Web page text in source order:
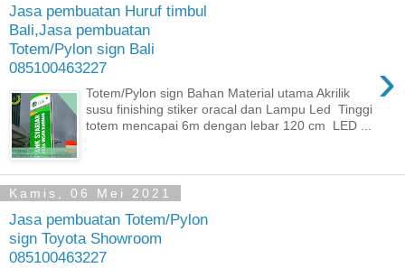
Jasa pembuatan Huruf timbul
Bali,Jasa pembuatan
Totem/Pylon sign Bali
085100463227
›
Totem/Pylon sign Bahan Material utama Akrilik
susu finishing stiker oracal dan Lampu Led Tinggi
totem mencapai 6m dengan lebar 120 cm LED ...
Kamis, 06 Mei 2021
Jasa pembuatan Totem/Pylon
sign Toyota Showroom
085100463227